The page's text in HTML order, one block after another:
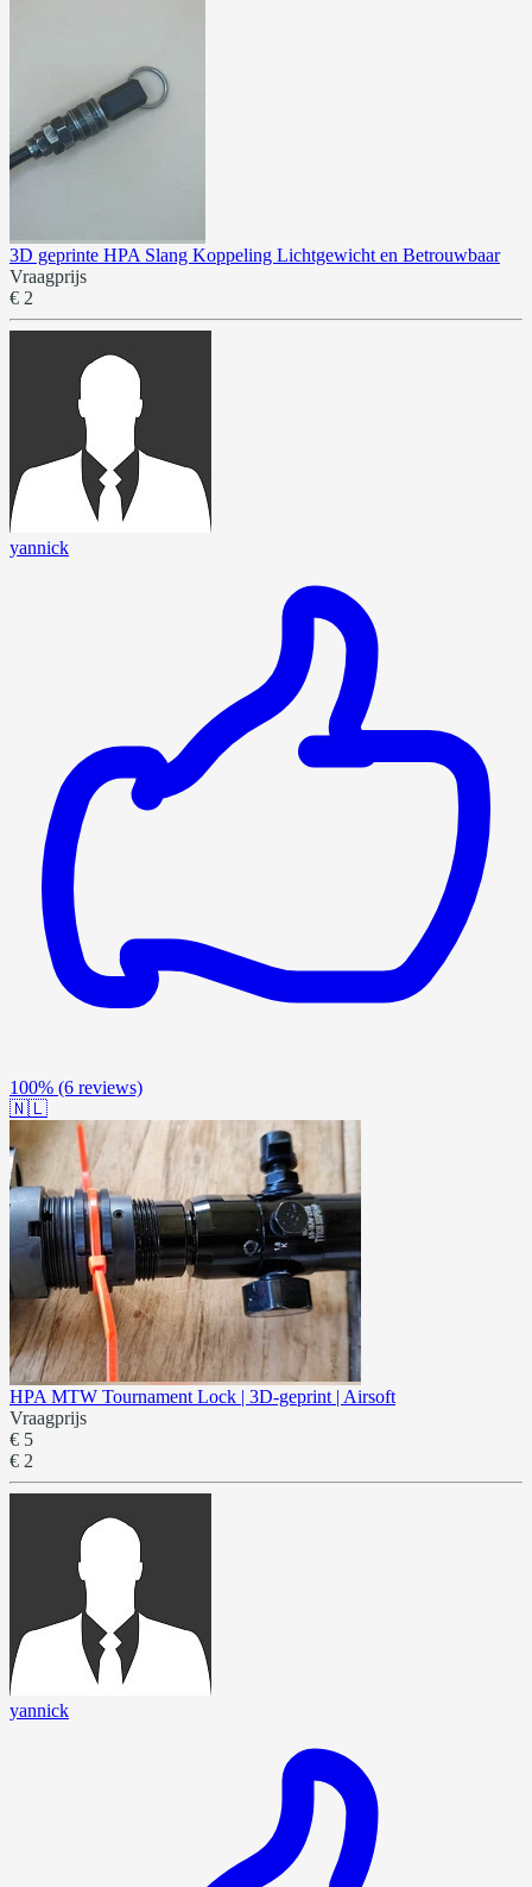
3D geprinte HPA Slang Koppeling Lichtgewicht en Betrouwbaar
Vraagprijs
€ 2
yannick
100% (6 reviews)
🇳🇱
HPA MTW Tournament Lock | 3D-geprint | Airsoft
Vraagprijs
€ 5
€ 2
yannick